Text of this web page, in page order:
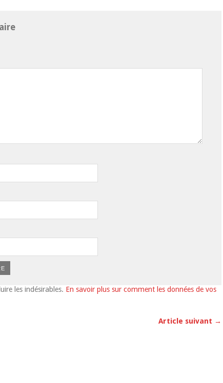
les indésirables. En savoir plus sur comment les données de vos
Article suivant →